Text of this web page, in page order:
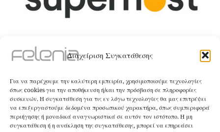
Διαχείριση Συγκατάθεσης
Για να παρέχουμε την καλύτερη εμπειρία, χρησιμοποιούμε τεχνολογίες
όπως cookies για την αποθήκευση ή/και την πρόσβαση σε πληροφορίες
συσκευών. Η συγκατάθεση για τις εν λόγω τεχνολογίες θα μας επιτρέψει
να επεξεργαστούμε δεδομένα προσωπικού χαρακτήρα, όπως συμπεριφορά
περιήγησης ή μοναδικά αναγνωριστικά σε αυτόν τον ιστότοπο. Η μη
συγκατάθεση ή η ανάκληση της συγκατάθεσης, μπορεί να επηρεάσει
ΚΑΝΤΕ ΚΡΑΤΗΣΗ
The Apartment